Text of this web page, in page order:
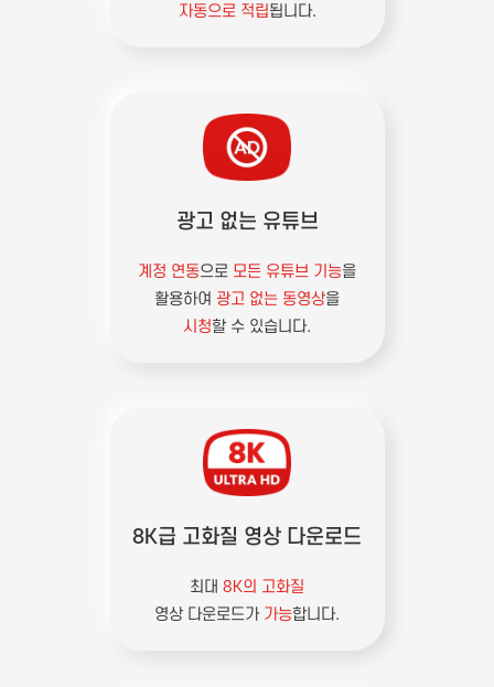
자동으로 적립됩니다.
광고 없는 유튜브
계정 연동으로 모든 유튜브 기능을
활용하여 광고 없는 동영상을
시청할 수 있습니다.
8K급 고화질 영상 다운로드
최대 8K의 고화질
영상 다운로드가 가능합니다.